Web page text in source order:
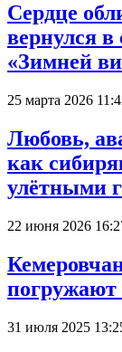
Сердце
вернулся
«Зимней
25 марта 2026
Любовь,
как
улётными
22 июня 2026
погружают
31 июля 2025